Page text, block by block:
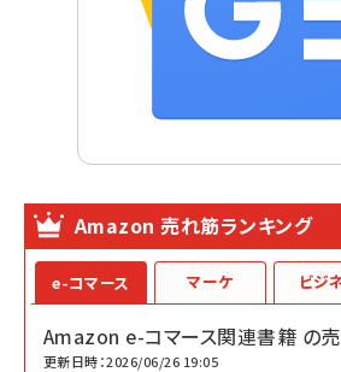
Amazon 売れ筋ランキング
e-コマース
Amazon e-コマース関連書籍 の
更新日時：2026/06/26 19:05
マーケ ビジ